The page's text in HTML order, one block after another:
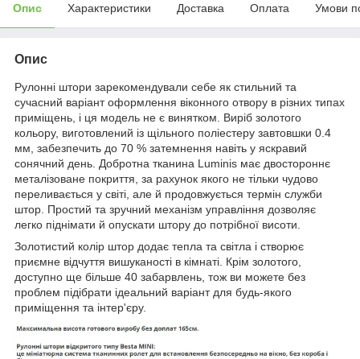
Опис Характеристики Доставка Оплата Умови
Опис
Рулонні штори зарекомендували себе як стильний та
сучасний варіант оформлення віконного отвору в різних типах
приміщень, і ця модель не є винятком. Виріб золотого
кольору, виготовлений із щільного поліестеру завтовшки 0.4
мм, забезпечить до 70 % затемнення навіть у яскравий
сонячний день. Добротна тканина Luminis має двостороннє
металізоване покриття, за рахунок якого не тільки чудово
переливається у світі, але й продовжується термін служби
штор. Простий та зручний механізм управління дозволяє
легко піднімати й опускати штору до потрібної висоти.
Золотистий колір штор додає тепла та світла і створює
приємне відчуття вишуканості в кімнаті. Крім золотого,
доступно ще більше 40 забарвлень, тож ви можете без
проблем підібрати ідеальний варіант для будь-якого
приміщення та інтер'єру.